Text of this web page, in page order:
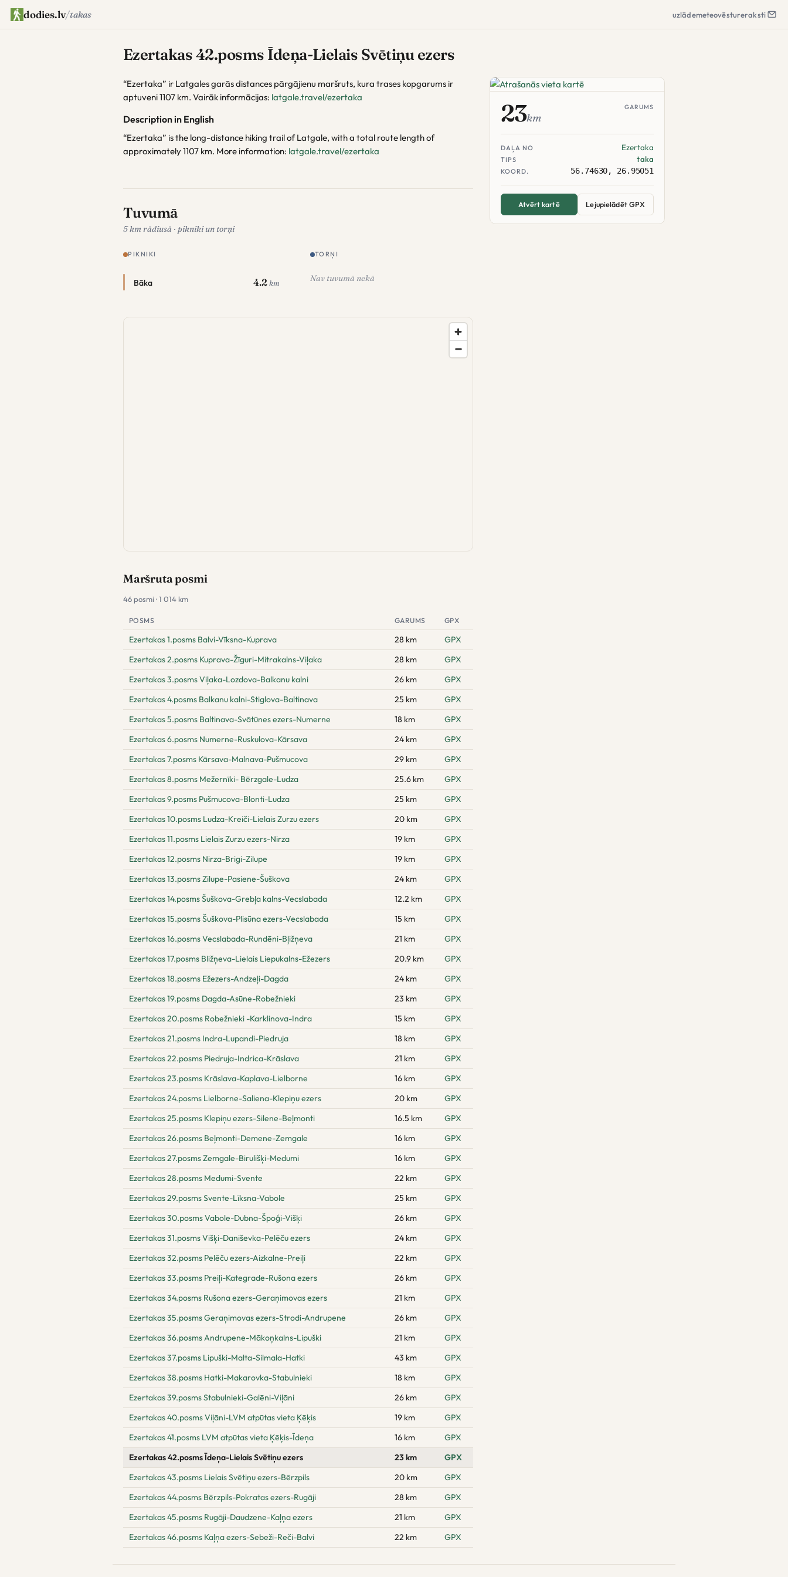
dodies.lv/takas uzlādemeteovēstureraksti
Ezertakas 42.posms Īdeņa-Lielais Svētiņu ezers
“Ezertaka” ir Latgales garās distances pārgājienu maršruts, kura trases kopgarums ir
aptuveni 1107 km. Vairāk informācijas: latgale.travel/ezertaka
Description in English
“Ezertaka” is the long-distance hiking trail of Latgale, with a total route length of
approximately 1107 km. More information: latgale.travel/ezertaka
Tuvumā
5 km rādiusā · pikniki un torņi
PIKNIKI
Bāka 4.2 km
TORŅI
Nav tuvumā nekā
Maršruta posmi
46 posmi · 1 014 km
POSMS GARUMS GPX
Ezertakas 1.posms Balvi-Vīksna-Kuprava 28 km
GPX
Ezertakas 2.posms Kuprava-Žīguri-Mitrakalns-Viļaka
28 km
GPX
Ezertakas 3.posms Viļaka-Lozdova-Balkanu kalni
26 km
GPX
Ezertakas 4.posms Balkanu kalni-Stiglova-Baltinava
25 km
GPX
Ezertakas 5.posms Baltinava-Svātūnes ezers-Numerne
18 km
GPX
Ezertakas 6.posms Numerne-Ruskulova-Kārsava
24 km
GPX
Ezertakas 7.posms Kārsava-Malnava-Pušmucova
29 km
GPX
Ezertakas 8.posms Mežernīki- Bērzgale-Ludza
25.6 km
GPX
Ezertakas 9.posms Pušmucova-Blonti-Ludza
25 km
GPX
Ezertakas 10.posms Ludza-Kreiči-Lielais Zurzu ezers
20 km
GPX
Ezertakas 11.posms Lielais Zurzu ezers-Nirza
19 km
GPX
Ezertakas 12.posms Nirza-Brigi-Zilupe
19 km
GPX
Ezertakas 13.posms Zilupe-Pasiene-Šuškova
24 km
GPX
Ezertakas 14.posms Šuškova-Grebļa kalns-Vecslabada
12.2 km
GPX
Ezertakas 15.posms Šuškova-Plisūna ezers-Vecslabada
15 km
GPX
Ezertakas 16.posms Vecslabada-Rundēni-Bļižņeva
21 km
GPX
Ezertakas 17.posms Bližņeva-Lielais Liepukalns-Ežezers
20.9 km
GPX
Ezertakas 18.posms Ežezers-Andzeļi-Dagda
24 km
GPX
Ezertakas 19.posms Dagda-Asūne-Robežnieki
23 km
GPX
Ezertakas 20.posms Robežnieki -Karklinova-Indra
15 km
GPX
Ezertakas 21.posms Indra-Lupandi-Piedruja
18 km
GPX
Ezertakas 22.posms Piedruja-Indrica-Krāslava
21 km
GPX
Ezertakas 23.posms Krāslava-Kaplava-Lielborne
16 km
GPX
Ezertakas 24.posms Lielborne-Saliena-Klepiņu ezers
20 km
GPX
Ezertakas 25.posms Klepiņu ezers-Silene-Beļmonti
16.5 km
GPX
Ezertakas 26.posms Beļmonti-Demene-Zemgale
16 km
GPX
Ezertakas 27.posms Zemgale-Birulišķi-Medumi
16 km
GPX
Ezertakas 28.posms Medumi-Svente
22 km
GPX
Ezertakas 29.posms Svente-Līksna-Vabole
25 km
GPX
Ezertakas 30.posms Vabole-Dubna-Špoģi-Višķi
26 km
GPX
Ezertakas 31.posms Višķi-Daniševka-Pelēču ezers
24 km
GPX
Ezertakas 32.posms Pelēču ezers-Aizkalne-Preiļi
22 km
GPX
Ezertakas 33.posms Preiļi-Kategrade-Rušona ezers
26 km
GPX
Ezertakas 34.posms Rušona ezers-Geraņimovas ezers
21 km
GPX
Ezertakas 35.posms Geraņimovas ezers-Strodi-Andrupene
26 km
GPX
Ezertakas 36.posms Andrupene-Mākoņkalns-Lipuški
21 km
GPX
Ezertakas 37.posms Lipuški-Malta-Silmala-Hatki
43 km
GPX
Ezertakas 38.posms Hatki-Makarovka-Stabulnieki
18 km
GPX
Ezertakas 39.posms Stabulnieki-Galēni-Viļāni
26 km
GPX
Ezertakas 40.posms Viļāni-LVM atpūtas vieta Ķēķis
19 km
GPX
Ezertakas 41.posms LVM atpūtas vieta Ķēķis-Īdeņa
16 km
GPX
Ezertakas 42.posms Īdeņa-Lielais Svētiņu ezers
23 km
GPX
Ezertakas 43.posms Lielais Svētiņu ezers-Bērzpils
20 km
GPX
Ezertakas 44.posms Bērzpils-Pokratas ezers-Rugāji
28 km
GPX
Ezertakas 45.posms Rugāji-Daudzene-Kaļņa ezers
21 km
GPX
Ezertakas 46.posms Kaļņa ezers-Sebeži-Reči-Balvi
22 km GPX
23km
GARUMS
DAĻA NO Ezertaka
TIPS taka
KOORD. 56.74630, 26.95051
Atvērt kartē Lejupielādēt GPX